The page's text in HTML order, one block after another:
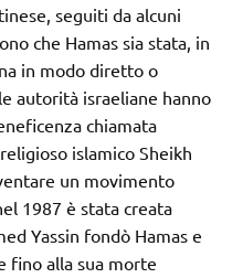
seguiti da alcuni
che Hamas sia stata, in
in modo diretto o
autorità israeliane hanno
chiamata
islamico Sheikh
un movimento
1987 è stata creata
Yassin fondò Hamas e
fino alla sua morte